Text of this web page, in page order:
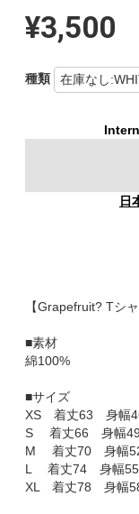
¥3,500
種類
日
【Grapefruit? Tシャ
■素材
綿100%
■サイズ
XS 着丈63 身幅
S 着丈66 身幅
M 着丈70 身幅
L 着丈74 身幅
XL 着丈78 身幅